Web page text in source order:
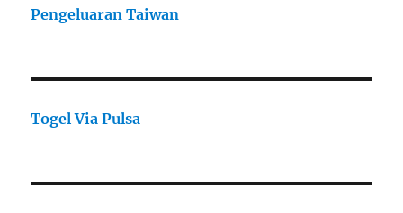
Pengeluaran Taiwan
Togel Via Pulsa